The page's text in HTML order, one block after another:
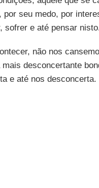
seu medo, por
sofrer e até pensar
não nos
desconcertante
e até nos desconcerta.